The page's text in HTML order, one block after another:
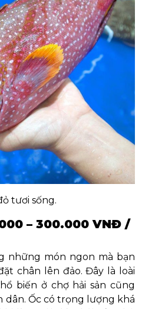
tươi sống.
– 300.000 VNĐ /
những món ngon mà bạn
chân lên đảo. Đây là loài
biến ở chợ hải sản cũng
Ốc có trọng lượng khá